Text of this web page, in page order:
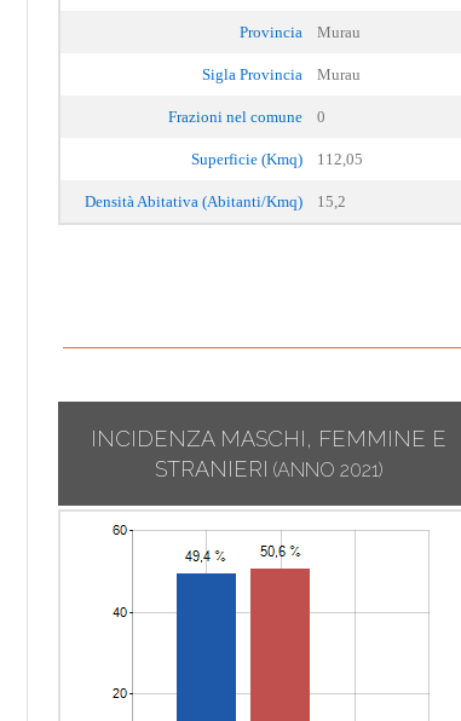
Provincia Murau
Sigla Provincia Murau
Frazioni nel comune 0
Superficie (Kmq) 112,05
Densità Abitativa (Abitanti/Kmq) 15,2
INCIDENZA MASCHI, FEMMINE E
STRANIERI (ANNO 2021)